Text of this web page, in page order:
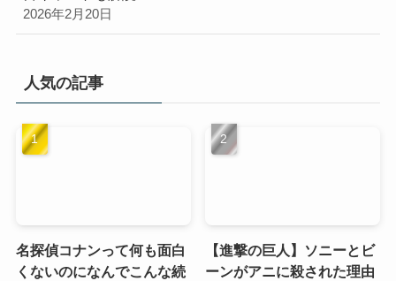
2026年2月20日
人気の記事
名探偵コナンって何も面白
くないのになんでこんな続
【進撃の巨人】ソニーとビ
ーンがアニに殺された理由